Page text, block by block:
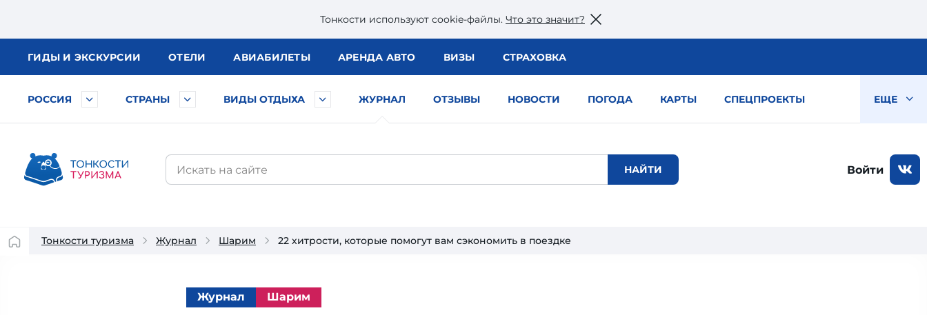
Тонкости используют сookie-файлы. Что это значит?
ГИДЫ И ЭКСКУРСИИ ОТЕЛИ АВИАБИЛЕТЫ АРЕНДА АВТО ВИЗЫ СТРАХОВКА
РОССИЯ СТРАНЫ ВИДЫ ОТДЫХА ЖУРНАЛ ОТЗЫВЫ НОВОСТИ ПОГОДА КАРТЫ СПЕЦПРОЕКТЫ ЕЩЕ
Войти
Тонкости туризма Журнал Шарим 22 хитрости, которые помогут вам сэкономить в поездке
Журнал Шарим